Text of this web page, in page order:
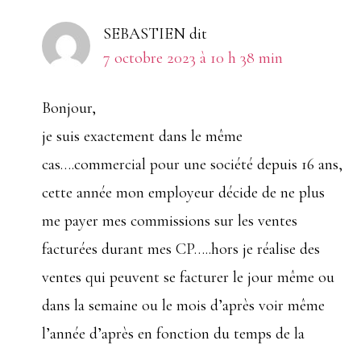
SEBASTIEN dit
7 octobre 2023 à 10 h 38 min
Bonjour,
je suis exactement dans le même
cas….commercial pour une société depuis 16 ans,
cette année mon employeur décide de ne plus
me payer mes commissions sur les ventes
facturées durant mes CP…..hors je réalise des
ventes qui peuvent se facturer le jour même ou
dans la semaine ou le mois d’après voir même
l’année d’après en fonction du temps de la